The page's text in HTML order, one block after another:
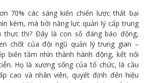
70% các sáng kiến chiến lược thất bại
kém, mà bởi năng lực quản lý cấp trung
thực thi? Đây là con số đáng báo động,
chốt của đội ngũ quản lý trung gian –
biến tầm nhìn thành hành động, kết nối
Họ là xương sống của tổ chức, là cầu
cao và nhân viên, quyết định đến hiệu